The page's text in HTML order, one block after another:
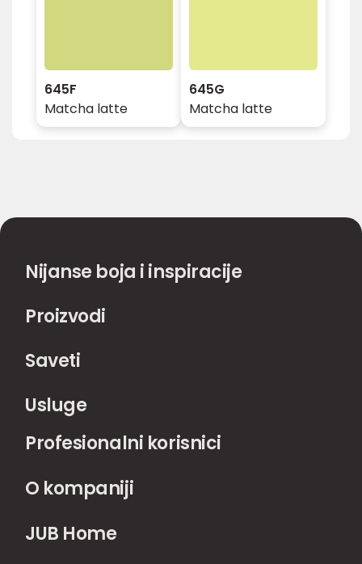
645F
Matcha latte
645G
Matcha latte
Nijanse boja i inspiracije
Proizvodi
Saveti
Usluge
Profesionalni korisnici
O kompaniji
JUB Home